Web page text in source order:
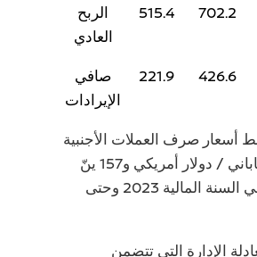
الربح
العادي
515.4 702.2
صافي
الإيرادات
221.9 426.6
​​أسعار صرف العملات الأجنبية
البالغ 145 ينّ ياباني / دولار أمريكي و157 ينّ
ياباني / يورو في السنة المالية 2023 وحتى
الإدارة التي تتضمن